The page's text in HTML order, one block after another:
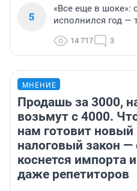
5
«Все еще в шоке»:
исполнился год —
14 717 3
МНЕНИЕ
Продашь за 3000,
возьмут с 4000.
нам готовит новый
налоговый закон —
коснется импорта и
даже репетиторов